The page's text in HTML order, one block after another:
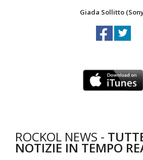
Giada Sollitto
ROCKOL NEWS -
NOTIZIE IN TEMPO